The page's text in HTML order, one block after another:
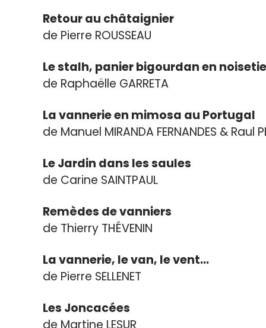
Retour au châtaignier
de Pierre ROUSSEAU
Le stalh, panier bigourdan en
de Raphaëlle GARRETA
La vannerie en mimosa au Portugal
de Manuel MIRANDA FERNANDES & Raul
Le Jardin dans les saules
de Carine SAINT­PAUL
Remèdes de vanniers
de Thierry THÉVENIN
La vannerie, le van, le vent…
de Pierre SELLENET
Les Joncacées
de Martine LESUR